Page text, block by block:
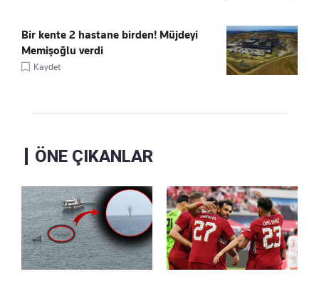
Bir kente 2 hastane birden! Müjdeyi
Memişoğlu verdi
Kaydet
ÖNE ÇIKANLAR